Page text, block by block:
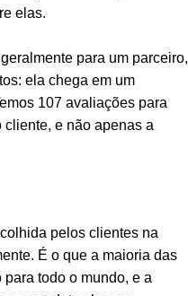
elas.
para um parceiro,
ela chega em um
107 avaliações para
cliente, e não apenas a
pelos clientes na
É o que a maioria das
todo o mundo, e a